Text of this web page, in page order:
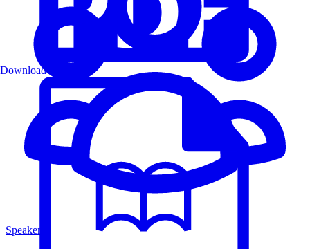
Speakers
Download PDF